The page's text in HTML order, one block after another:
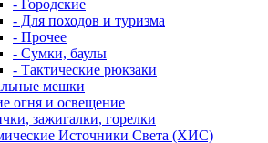
- Городские
- Для походов и туризма
- Прочее
- Сумки, баулы
- Тактические рюкзаки
мешки
огня и освещение
зажигалки, горелки
Источники Света (ХИС)